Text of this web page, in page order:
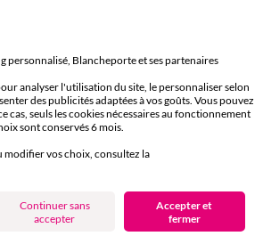
11€ Offerts
à la newsletter
dès 20€ d’achat
Ok
personnalisé, Blancheporte et ses partenaires
analyser l'utilisation du site, le personnaliser selon
des publicités adaptées à vos goûts. Vous pouvez
cas, seuls les cookies nécessaires au fonctionnement
sont conservés 6 mois.
vos choix, consultez la
Continuer sans
accepter
Accepter et
fermer